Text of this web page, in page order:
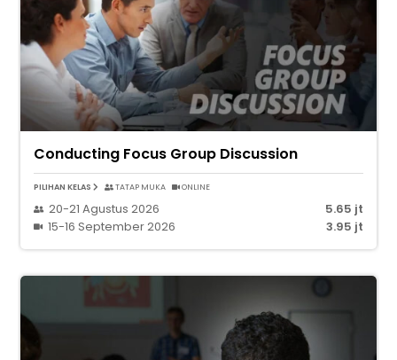
Conducting Focus Group Discussion
PILIHAN KELAS TATAP MUKA ONLINE
20-21 Agustus 2026
5.65 jt
15-16 September 2026
3.95 jt